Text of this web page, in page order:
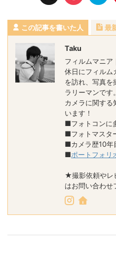
この記事を書いた人 最
Taku
フィルムマニア
休日にフィルム
を訪れ、写真を
ラリーマンです
カメラに関する
います！
■フォトコンに
■フォトマスタ
■カメラ歴10年
■ポートフォリ
★撮影依頼やレ
はお問い合わせ